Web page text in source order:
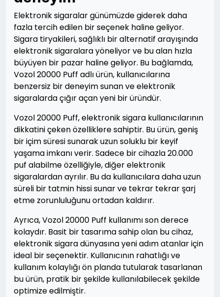
Elektronik sigaralar günümüzde giderek daha
fazla tercih edilen bir seçenek haline geliyor.
Sigara tiryakileri, sağlıklı bir alternatif arayışında
elektronik sigaralara yöneliyor ve bu alan hızla
büyüyen bir pazar haline geliyor. Bu bağlamda,
Vozol 20000 Puff adlı ürün, kullanıcılarına
benzersiz bir deneyim sunan ve elektronik
sigaralarda çığır açan yeni bir üründür.
Vozol 20000 Puff, elektronik sigara kullanıcılarının
dikkatini çeken özelliklere sahiptir. Bu ürün, geniş
bir içim süresi sunarak uzun soluklu bir keyif
yaşama imkanı verir. Sadece bir cihazla 20.000
puf alabilme özelliğiyle, diğer elektronik
sigaralardan ayrılır. Bu da kullanıcılara daha uzun
süreli bir tatmin hissi sunar ve tekrar tekrar şarj
etme zorunluluğunu ortadan kaldırır.
Ayrıca, Vozol 20000 Puff kullanımı son derece
kolaydır. Basit bir tasarıma sahip olan bu cihaz,
elektronik sigara dünyasına yeni adım atanlar için
ideal bir seçenektir. Kullanıcının rahatlığı ve
kullanım kolaylığı ön planda tutularak tasarlanan
bu ürün, pratik bir şekilde kullanılabilecek şekilde
optimize edilmiştir.